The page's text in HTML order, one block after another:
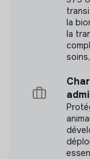
Informatiques
Recueillir et
Evaluer et
Suivre le bon
Labels
Cette
pu obtenir.
la
la